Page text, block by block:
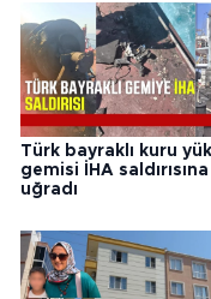
Türk bayraklı kuru yük
gemisi İHA saldırısına
uğradı